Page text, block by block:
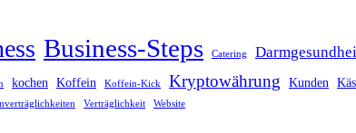
Business-Steps Catering
kochen Koffein Koffein-Kick Kryptowährung Kunden
Verträglichkeit Website